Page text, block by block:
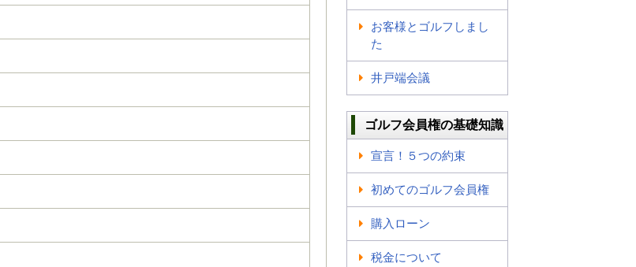
お客様とゴルフしまし
た
井戸端会議
ゴルフ会員権の基礎知識
宣言！５つの約束
初めてのゴルフ会員権
購入ローン
税金について